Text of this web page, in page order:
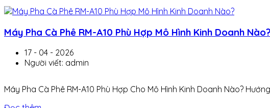
Máy Pha Cà Phê RM-A10 Phù Hợp Mô Hình Kinh Doanh Nào?
17 - 04 - 2026
Người viết: admin
Máy Pha Cà Phê RM-A10 Phù Hợp Cho Mô Hình Kinh Doanh Nào?